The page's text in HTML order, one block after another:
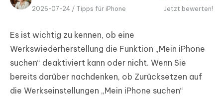
2026-07-24 / Tipps für iPhone Jetzt bewerten!
Es ist wichtig zu kennen, ob eine
Werkswiederherstellung die Funktion „Mein iPhone
suchen“ deaktiviert kann oder nicht. Wenn Sie
bereits darüber nachdenken, ob Zurücksetzen auf
die Werkseinstellungen „Mein iPhone suchen“